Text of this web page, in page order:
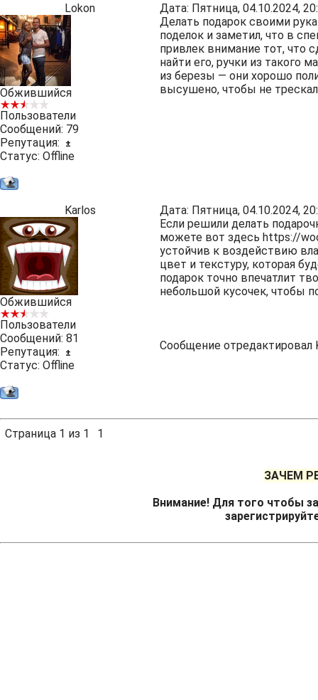
Lokon Дата: Пятница, 04.10.2024,
Обжившийся
Пользователи
Сообщений: 79
Репутация:
±
Статус: Offline
Делать подарок своими
поделок и заметил, что в
привлек внимание тот, что
найти его, ручки из такого
из березы — они хорошо
высушено, чтобы не
Karlos Дата: Пятница, 04.10.2024,
Обжившийся
Пользователи
Сообщений: 81
Репутация:
±
Статус: Offline
Если решили делать
можете вот здесь https://
устойчив к воздействию
цвет и текстуру, которая
подарок точно впечатлит
небольшой кусочек, чтобы
Сообщение отредактировал
Страница 1 из 1 1
ЗАЧЕМ
Внимание! Для того чтобы